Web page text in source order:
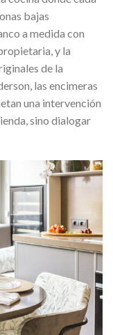
bajas
a medida con
y la
de la
las encimeras
una intervención
sino dialogar